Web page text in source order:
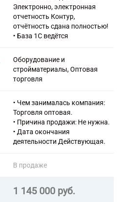
46.62 Торговля оптовая
станками
46.64 Торговля оптовая
машинами и оборудованием
46.66 Торговля оптовая
прочей офисной техникой и
оборудованием
металлами и металлическими
рудами
46.73 Торговля оптовая
лесоматериалами,
строительными материалами
46.74 Торговля оптовая
водопроводным и
отопительным
Электронно, электронная
отчетность Контур,
отчётность сдана полностью!
• База 1С ведётся
Оборудование и
стройматериалы, Оптовая
торговля
• Чем занималась компания:
Торговля оптовая.
• Причина продажи: Не нужна.
• Дата окончания
деятельности Действующая.
В продаже
1 145 000 руб.